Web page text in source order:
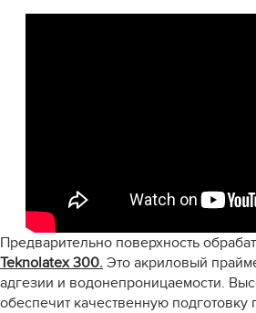
Предварительно поверхность
Teknolatex 300. Это акриловый
адгезии и водонепроницаемости.
обеспечит качественную подготовку